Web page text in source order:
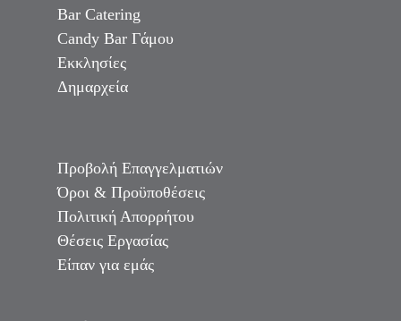
Bar Catering
Candy Bar Γάμου
Εκκλησίες
Δημαρχεία
Προβολή Επαγγελματιών
Όροι & Προϋποθέσεις
Πολιτική Απορρήτου
Θέσεις Εργασίας
Είπαν για εμάς